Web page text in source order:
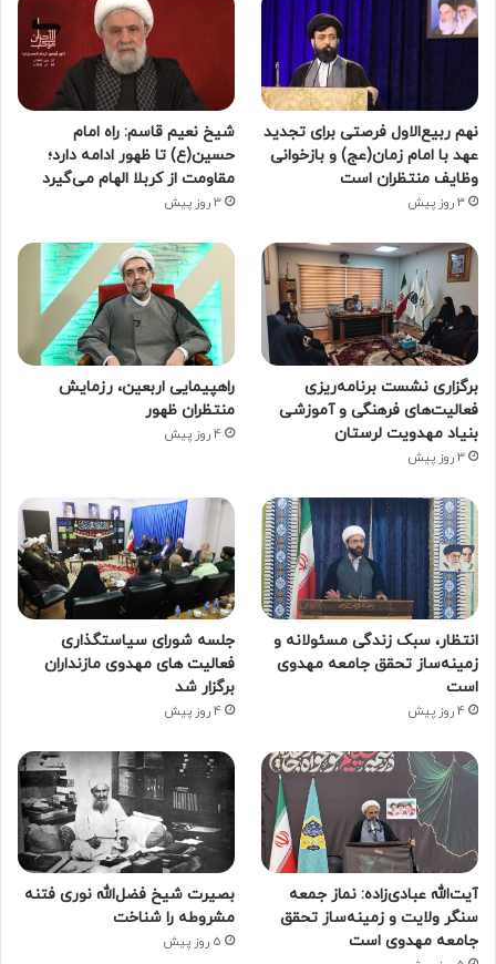
نهم ربیع‌الاول فرصتی برای تجدید
عهد با امام زمان(عج) و بازخوانی
وظایف منتظران است
3 روز پیش
شیخ نعیم قاسم: راه امام
حسین(ع) تا ظهور ادامه دارد؛
مقاومت از کربلا الهام می‌گیرد
3 روز پیش
برگزاری نشست برنامه‌ریزی
فعالیت‌های فرهنگی و آموزشی
بنیاد مهدویت لرستان
3 روز پیش
راهپیمایی اربعین، رزمایش
منتظران ظهور
4 روز پیش
انتظار، سبک زندگی مسئولانه و
زمینه‌ساز تحقق جامعه مهدوی
است
4 روز پیش
جلسه شورای سیاستگذاری
فعالیت های مهدوی مازنداران
برگزار شد
4 روز پیش
آیت‌الله عبادی‌زاده: نماز جمعه
سنگر ولایت و زمینه‌ساز تحقق
جامعه مهدوی است
بصیرت شیخ فضل‌الله نوری فتنه
مشروطه را شناخت
5 روز پیش